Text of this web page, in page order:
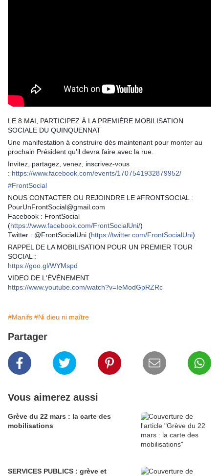
LE 8 MAI, PARTICIPEZ À LA PREMIÈRE MOBILISATION
SOCIALE DU QUINQUENNAT
Une manifestation à construire dès maintenant pour monter au
prochain Président qu'il devra faire avec la rue.
Invitez, partagez, venez, inscrivez-vous
: https://www.facebook.com/events/1707541932879952/
#FrontSocial
NOUS CONTACTER OU REJOINDRE LE #FRONTSOCIAL :
PourUnFrontSocial@gmail.com
Facebook : FrontSocial
(https://www.facebook.com/FrontSocialUni/)
Twitter : @FrontSocialUni (https://twitter.com/FrontSocialUni)
RAPPEL DE LA MOBILISATION POUR UN PREMIER TOUR
SOCIAL :
https://goo.gl/WYMspd
VIDEO DE L'ÉVÉNEMENT
https://www.youtube.com/watch?v=IeModGpRZRc
#Manifs #Ni dieu ni maître
Partager
Vous aimerez aussi
Grève du 22 mars : la carte des
mobilisations
SERVICES PUBLICS : grève et